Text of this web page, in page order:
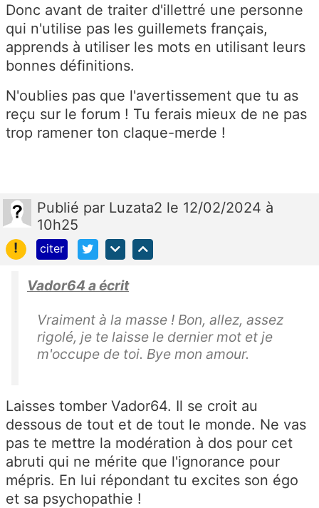
Donc avant de traiter d'illettré une personne
qui n'utilise pas les guillemets français,
apprends à utiliser les mots en utilisant leurs
bonnes définitions.
N'oublies pas que l'avertissement que tu as
reçu sur le forum ! Tu ferais mieux de ne pas
trop ramener ton claque-merde !
Publié par Luzata2 le 12/02/2024 à
10h25
!
citer
Vador64 a écrit
Vraiment à la masse ! Bon, allez, assez
rigolé, je te laisse le dernier mot et je
m'occupe de toi. Bye mon amour.
Laisses tomber Vador64. Il se croit au
dessous de tout et de tout le monde. Ne vas
pas te mettre la modération à dos pour cet
abruti qui ne mérite que l'ignorance pour
mépris. En lui répondant tu excites son égo
et sa psychopathie !